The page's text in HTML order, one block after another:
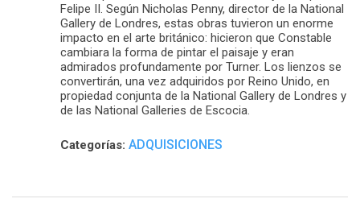
Felipe II. Según Nicholas Penny, director de la National
Gallery de Londres, estas obras tuvieron un enorme
impacto en el arte británico: hicieron que Constable
cambiara la forma de pintar el paisaje y eran
admirados profundamente por Turner. Los lienzos se
convertirán, una vez adquiridos por Reino Unido, en
propiedad conjunta de la National Gallery de Londres y
de las National Galleries de Escocia.
Categorías: ADQUISICIONES